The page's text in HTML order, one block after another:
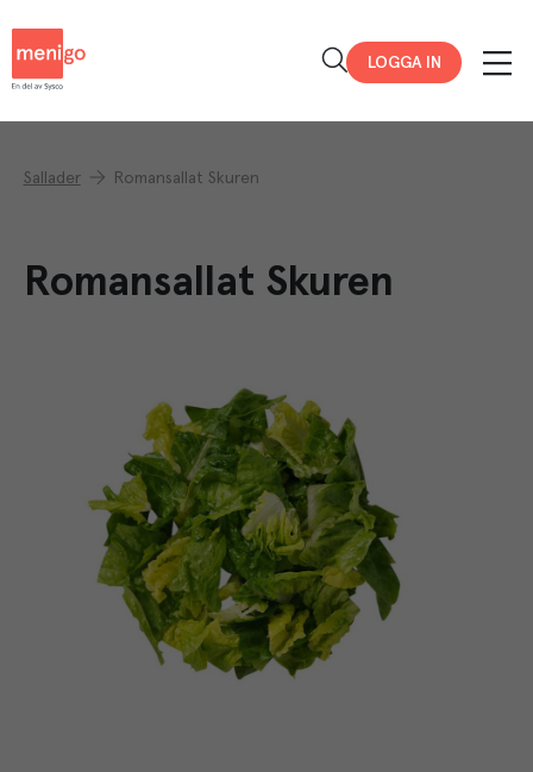
LOGGA IN
Sallader Romansallat Skuren
Romansallat Skuren